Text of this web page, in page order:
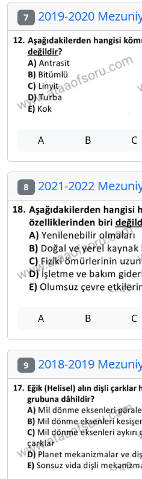
7 2019-2020
A B C
8 2021-2022
A B C
9 2018-2019